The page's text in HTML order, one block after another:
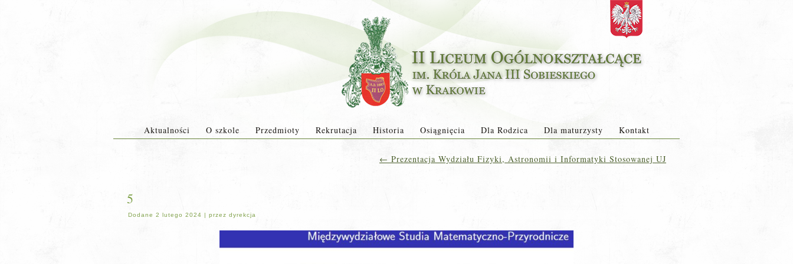
Aktualności O szkole Przedmioty Rekrutacja Historia Osiągnięcia Dla Rodzica Dla maturzysty Kontakt
← Prezentacja Wydziału Fizyki, Astronomii i Informatyki Stosowanej UJ
5
Dodane 2 lutego 2024 | przez dyrekcja